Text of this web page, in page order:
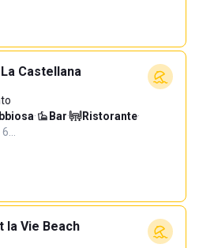
Castellana
· Bar· Ristorante·
la Vie Beach